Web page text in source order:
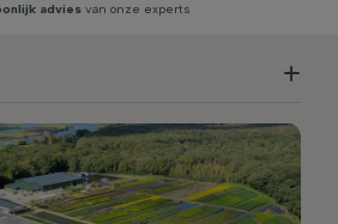
advies van onze experts